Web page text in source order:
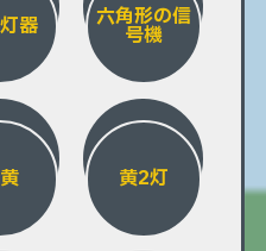
器 六角形の信
号機
黄2灯